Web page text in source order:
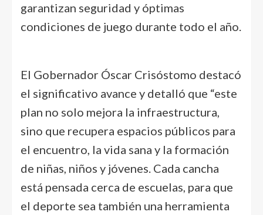
garantizan seguridad y óptimas
condiciones de juego durante todo el año.
El Gobernador Óscar Crisóstomo destacó
el significativo avance y detalló que “este
plan no solo mejora la infraestructura,
sino que recupera espacios públicos para
el encuentro, la vida sana y la formación
de niñas, niños y jóvenes. Cada cancha
está pensada cerca de escuelas, para que
el deporte sea también una herramienta